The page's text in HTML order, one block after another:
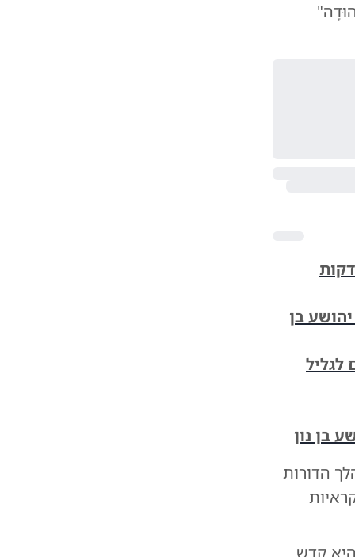
גילוי מפתיע: לא תאמינו איפה נמצא קבר יהושע בן נון - 15 דקות
בן
לגליל
בן נון
הדורות